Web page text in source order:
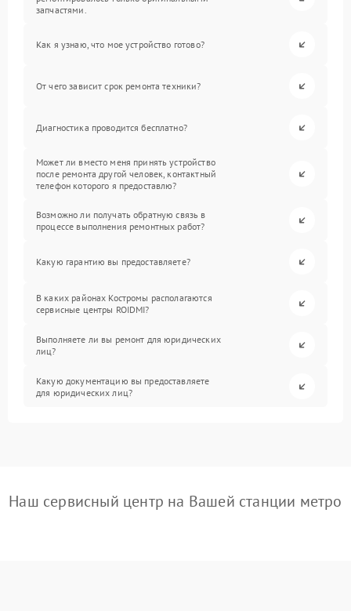
запчастями.
Как я узнаю, что мое устройство готово?
От чего зависит срок ремонта техники?
Диагностика проводится бесплатно?
Может ли вместо меня принять устройство
после ремонта другой человек, контактный
телефон которого я предоставлю?
Возможно ли получать обратную связь в
процессе выполнения ремонтных работ?
Какую гарантию вы предоставляете?
В каких районах Костромы располагаются
сервисные центры ROIDMI?
Выполняете ли вы ремонт для юридических
лиц?
Какую документацию вы предоставляете
для юридических лиц?
Наш сервисный центр на Вашей станции метро